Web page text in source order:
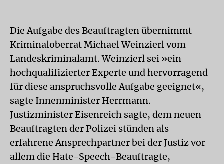
Die Aufgabe des Beauftragten übernimmt
Kriminaloberrat Michael Weinzierl vom
Landeskriminalamt. Weinzierl sei »ein
hochqualifizierter Experte und hervorragend
für diese anspruchsvolle Aufgabe geeignet«,
sagte Innenminister Herrmann.
Justizminister Eisenreich sagte, dem neuen
Beauftragten der Polizei stünden als
erfahrene Ansprechpartner bei der Justiz vor
allem die Hate-Speech-Beauftragte,